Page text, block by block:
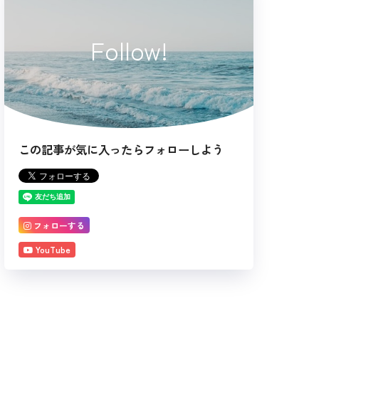
Follow!
この記事が気に入ったらフォローしよう
フォローする
YouTube